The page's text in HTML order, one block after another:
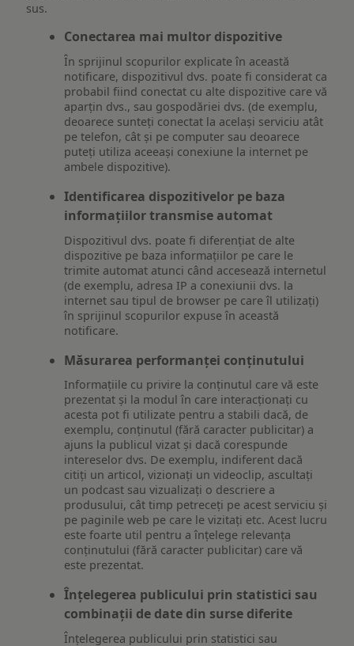
sus.
Conectarea mai multor dispozitive
În sprijinul scopurilor explicate în această
notificare, dispozitivul dvs. poate fi considerat ca
probabil fiind conectat cu alte dispozitive care vă
aparțin dvs., sau gospodăriei dvs. (de exemplu,
deoarece sunteți conectat la același serviciu atât
pe telefon, cât și pe computer sau deoarece
puteți utiliza aceeași conexiune la internet pe
ambele dispozitive).
Identificarea dispozitivelor pe baza
informațiilor transmise automat
Dispozitivul dvs. poate fi diferențiat de alte
dispozitive pe baza informațiilor pe care le
trimite automat atunci când accesează internetul
(de exemplu, adresa IP a conexiunii dvs. la
internet sau tipul de browser pe care îl utilizați)
în sprijinul scopurilor expuse în această
notificare.
Măsurarea performanței conținutului
Informațiile cu privire la conținutul care vă este
prezentat și la modul în care interacționați cu
acesta pot fi utilizate pentru a stabili dacă, de
exemplu, conținutul (fără caracter publicitar) a
ajuns la publicul vizat și dacă corespunde
intereselor dvs. De exemplu, indiferent dacă
citiți un articol, vizionați un videoclip, ascultați
un podcast sau vizualizați o descriere a
produsului, cât timp petreceți pe acest serviciu și
pe paginile web pe care le vizitați etc. Acest lucru
este foarte util pentru a înțelege relevanța
conținutului (fără caracter publicitar) care vă
este prezentat.
Înțelegerea publicului prin statistici sau
combinații de date din surse diferite
Înțelegerea publicului prin statistici sau